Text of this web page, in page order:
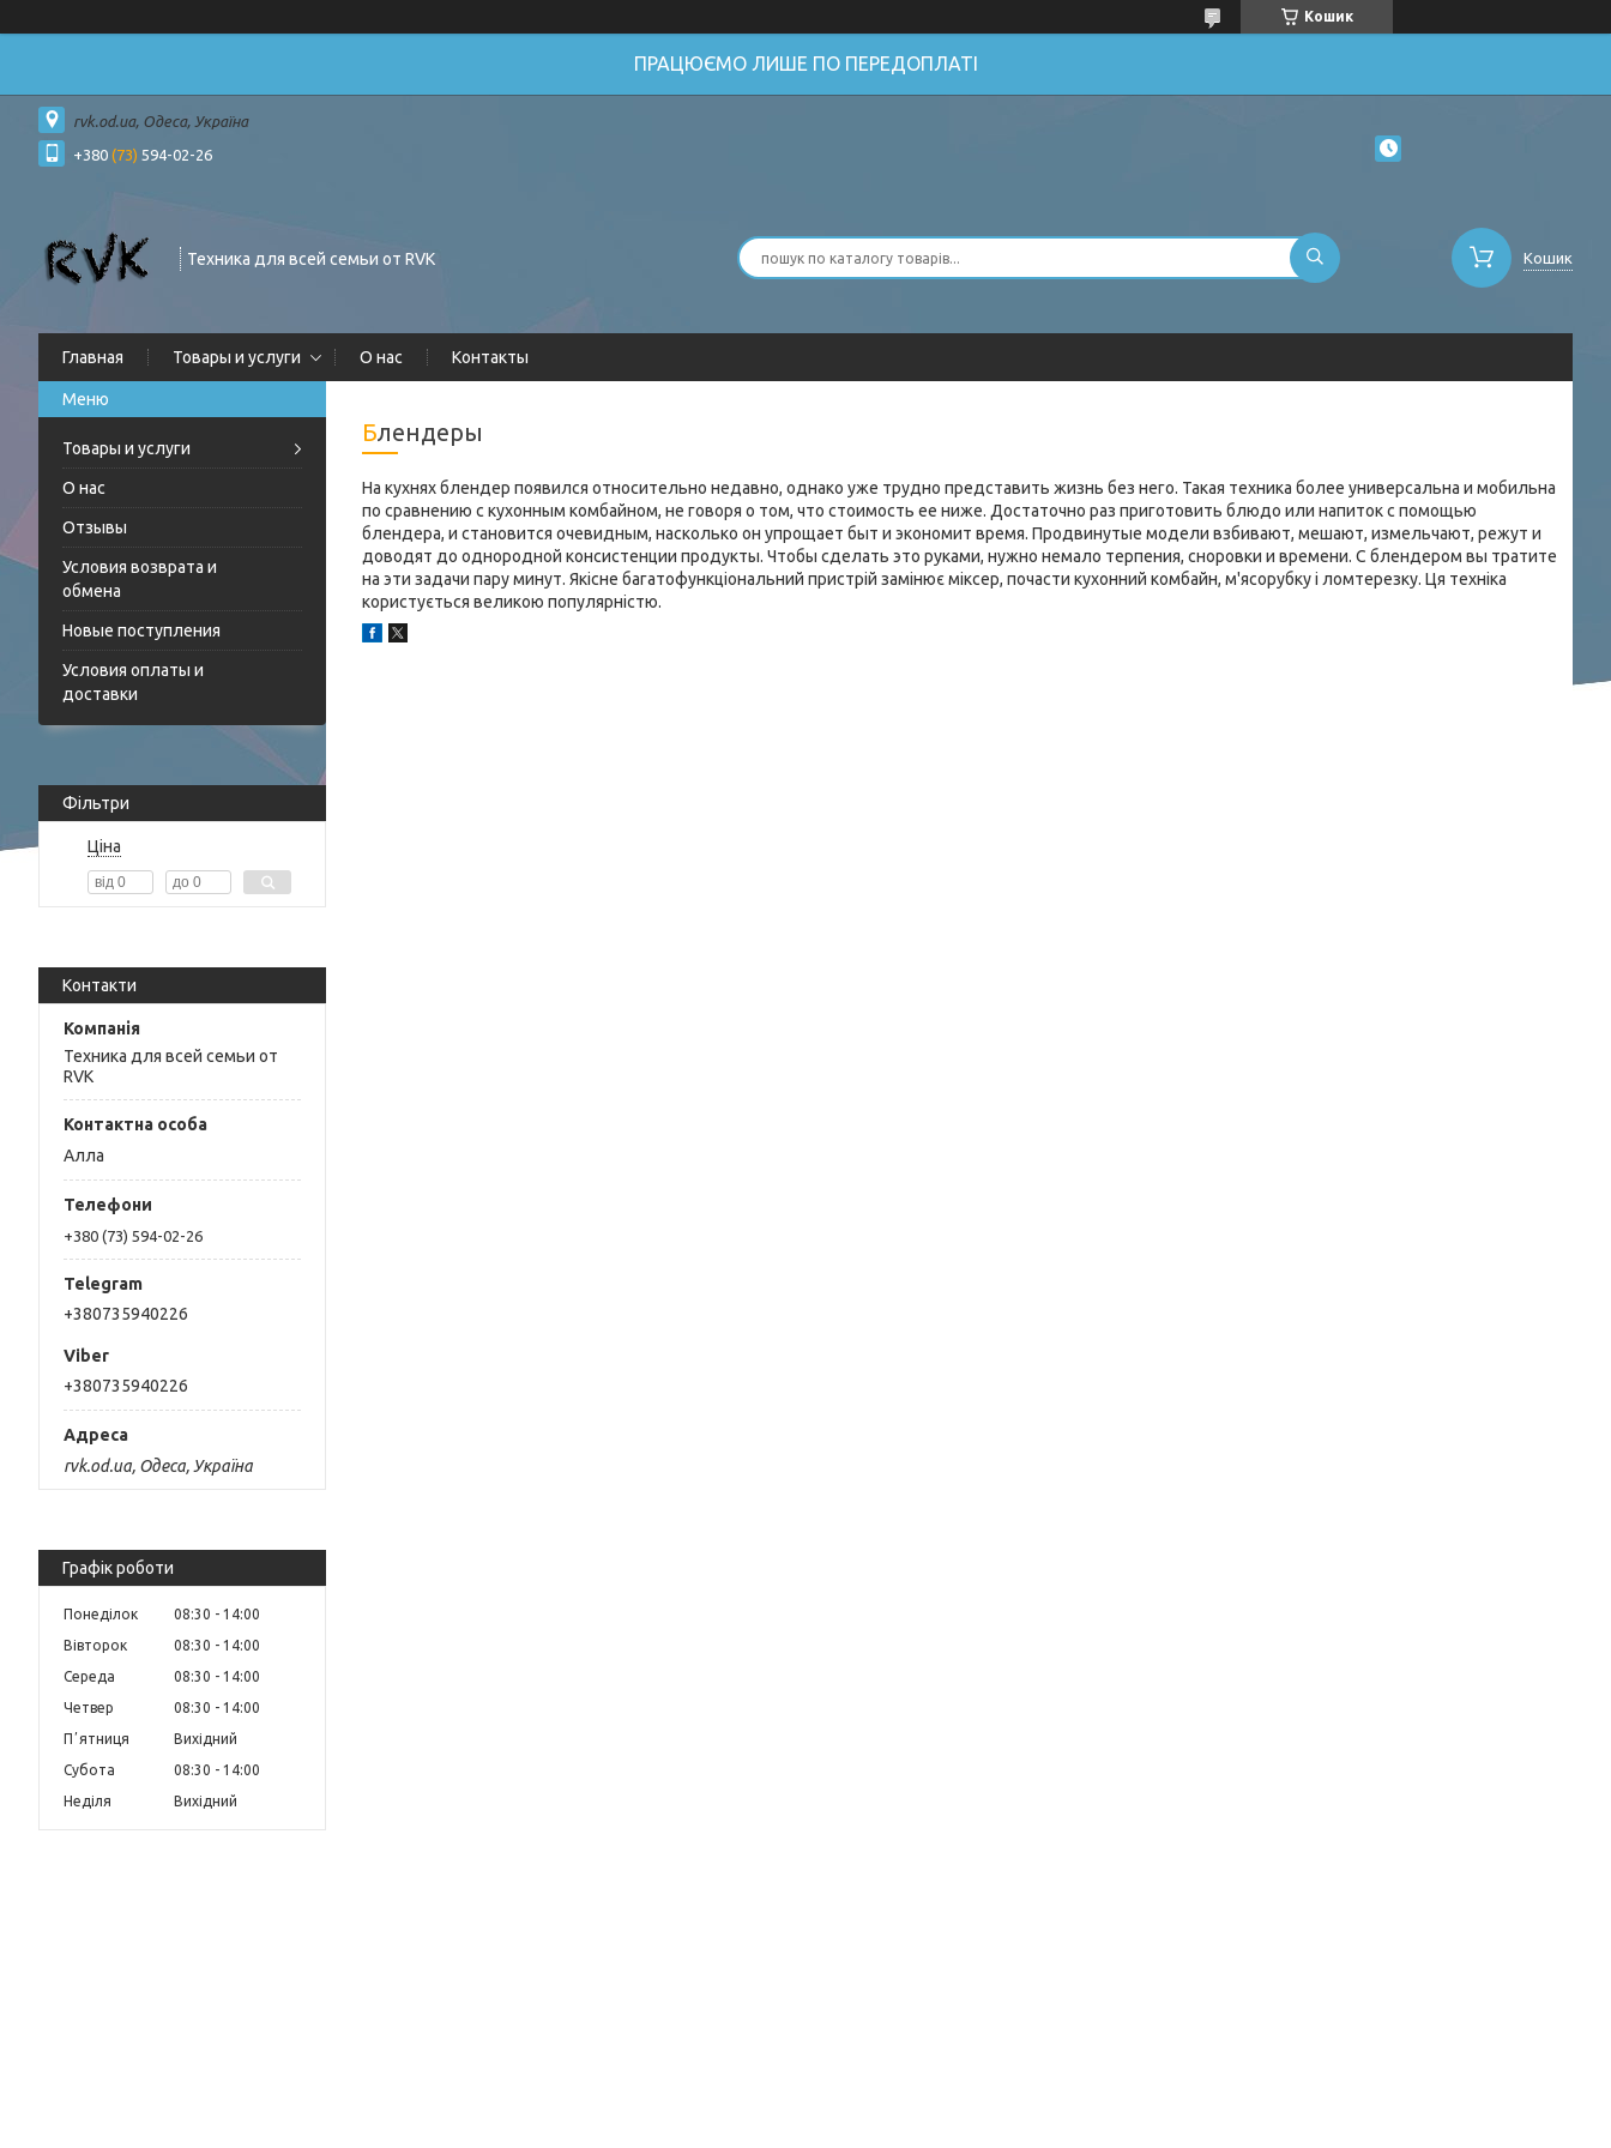
Кошик
ПРАЦЮЄМО ЛИШЕ ПО ПЕРЕДОПЛАТІ
rvk.od.ua, Одеса, Україна
+380 (73) 594-02-26
Техника для всей семьи от RVK Кошик
Главная Товары и услуги О нас Контакты
Товары и услуги
О нас
Отзывы
Условия возврата и
обмена
Новые поступления
Условия оплаты и
доставки
Фільтри
Ціна
Контакти
Техника для всей семьи от
RVK
Алла
+380 (73) 594-02-26
+380735940226
+380735940226
rvk.od.ua, Одеса, Україна
Графік роботи
Понеділок 08:30
14:00
Вівторок
08:30
14:00
Середа
08:30
14:00
Четвер
08:30
14:00
Пʼятниця
Вихідний
Субота
08:30
14:00
Неділя
Вихідний
Блендеры
На кухнях блендер появился относительно недавно, однако уже трудно представить жизнь без него. Такая техника более универсальна и мобильна
по сравнению с кухонным комбайном, не говоря о том, что стоимость ее ниже. Достаточно раз приготовить блюдо или напиток с помощью
блендера, и становится очевидным, насколько он упрощает быт и экономит время. Продвинутые модели взбивают, мешают, измельчают, режут и
доводят до однородной консистенции продукты. Чтобы сделать это руками, нужно немало терпения, сноровки и времени. С блендером вы тратите
на эти задачи пару минут. Якісне багатофункціональний пристрій замінює міксер, почасти кухонний комбайн, м'ясорубку і ломтерезку. Ця техніка
користується великою популярністю.